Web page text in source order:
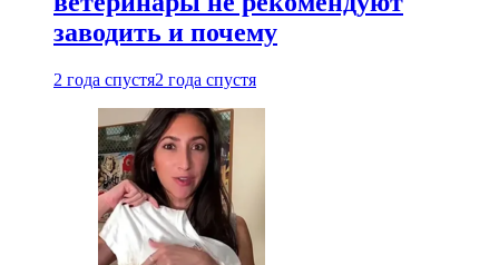
заводить и почему
2 года спустя2 года спустя